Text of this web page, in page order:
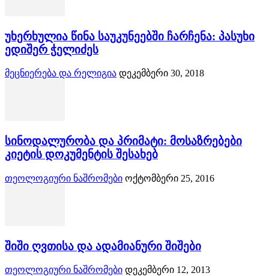
უხერხულია წინა საუკუნეებში ჩარჩენა: პასუხი
ედიშერ ჭელიძეს
მეცნიერება და რელიგია დეკემბერი 30, 2018
სინოდალურობა და პრიმატი: მოსაზრებები
კიეტის დოკუმენტის შესახებ
თეოლოგიური ნაშრომები ოქტომბერი 25, 2016
შიში ღვთისა და ადამიანური შიშები
თეოლოგიური ნაშრომები დეკემბერი 12, 2013